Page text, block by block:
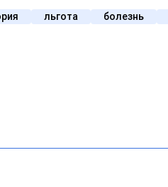
льгота болезнь